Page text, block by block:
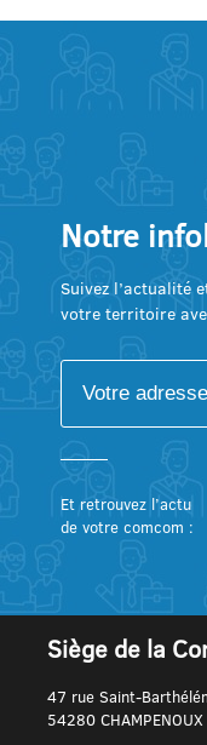
Notre
Suivez l’actualité
votre territoire
Et retrouvez l’actu
de votre comcom :
Siège de la
47 rue Saint-
54280 CHAMPENOUX